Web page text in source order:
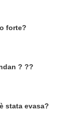
forte?
? ??
stata evasa?